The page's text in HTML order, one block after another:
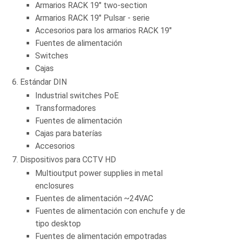
Armarios RACK 19" two-section
Armarios RACK 19" Pulsar - serie
Accesorios para los armarios RACK 19"
Fuentes de alimentación
Switches
Cajas
Estándar DIN
Industrial switches PoE
Transformadores
Fuentes de alimentación
Cajas para baterías
Accesorios
Dispositivos para CCTV HD
Multioutput power supplies in metal
enclosures
Fuentes de alimentación ~24VAC
Fuentes de alimentación con enchufe y de
tipo desktop
Fuentes de alimentación empotradas